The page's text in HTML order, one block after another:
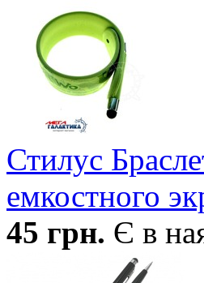
Стилус
емкостного
45 грн. Є в